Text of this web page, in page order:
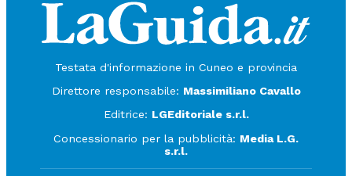
Testata d'informazione in Cuneo e provincia
Direttore responsabile: Massimiliano Cavallo
Editrice: LGEditoriale s.r.l.
Concessionario per la pubblicità: Media L.G.
s.r.l.